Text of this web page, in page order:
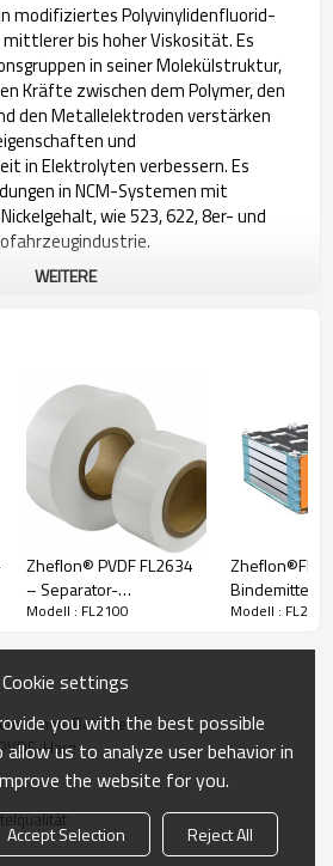
modifiziertes Polyvinylidenfluorid-
mittlerer bis hoher Viskosität. Es
in seiner Molekülstruktur,
Kräfte zwischen dem Polymer, den
den Metallelektroden verstärken
und
in Elektrolyten verbessern. Es
in NCM-Systemen mit
wie 523, 622, 8er- und
WEITERE
Zheflon® PVDF FL2634
– Separator-
Beschichtungsqualität
Modell : FL2100 Modell : FL2100
Ionen-Batterie
Harz
Cookie settings
you with the best possible
allow us to analyze user behavior in
the website for you.
Accept Selection Reject All